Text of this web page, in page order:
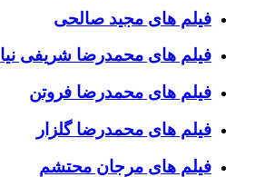
فیلم های مجید صالحی
فیلم های محمدرضا شریفی نیا
فیلم های محمدرضا فروتن
فیلم های محمدرضا گلزار
فیلم های مرجان محتشم